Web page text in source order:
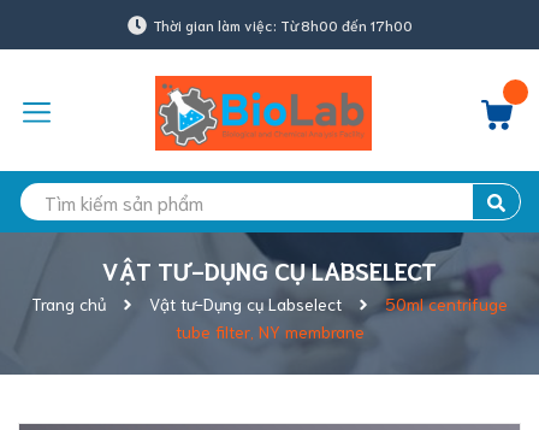
Thời gian làm việc: Từ 8h00 đến 17h00
VẬT TƯ-DỤNG CỤ LABSELECT
Trang chủ Vật tư-Dụng cụ Labselect
50ml centrifuge
tube filter, NY membrane